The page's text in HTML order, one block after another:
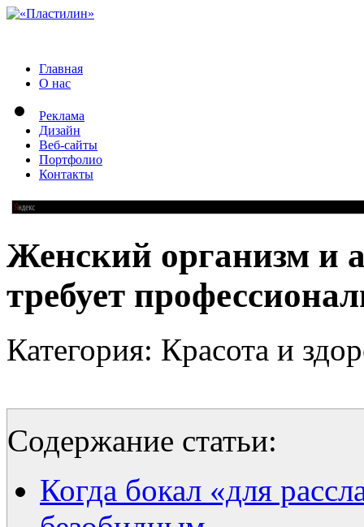
Главная
О нас
Реклама
Дизайн
Веб-сайты
Портфолио
Контакты
Женский организм и
требует
Категория: Красота и
Содержание статьи:
Когда бокал «для